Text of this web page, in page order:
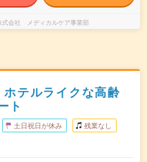
式会社 メディカルケア事業部
テルライクな高齢
ト
土日祝日が休み 残業なし